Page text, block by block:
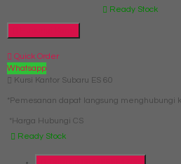
Ready Stock
Quick Order
Whatsapp
Kursi Kantor Subaru ES 60
*Pemesanan dapat langsung menghubungi
*Harga Hubungi CS
Ready Stock